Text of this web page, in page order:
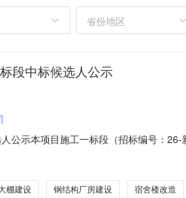
省份地区
段中标候选人公示
公示本项目施工一标段（招标编号：
工程有限公司1922664.89平巧芳合格
棚建设 钢结构厂房建设 宿舍楼改造